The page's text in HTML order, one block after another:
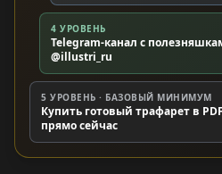
4 УРОВЕНЬ
Telegram-канал с
@illustri_ru
5 УРОВЕНЬ · БАЗОВЫЙ МИНИМУМ
Купить готовый трафарет в PDF
прямо сейчас